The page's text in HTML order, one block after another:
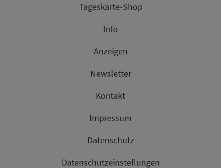
Tageskarte-Shop
Info
Anzeigen
Newsletter
Kontakt
Impressum
Datenschutz
Datenschutzeinstellungen